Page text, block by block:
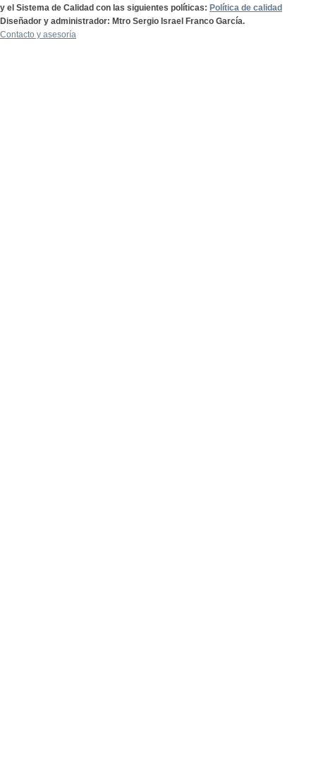
y el Sistema de Calidad con las siguientes políticas: Política de calidad
Diseñador y administrador: Mtro Sergio Israel Franco García.
Contacto y asesoría